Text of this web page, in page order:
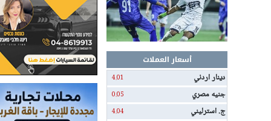
أسعار العملات
دينار اردني
4.01
جنيه مصري 0.05
ج. استرليني 4.04